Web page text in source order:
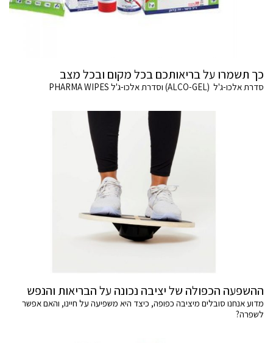
כך תשמרו על בריאותכם בכל מקום ובכל מצב
סדרת אלכו-ג'ל (ALCO-GEL) וסדרת אלכו-ג'ל PHARMA WIPES
ההשפעה הכפולה של יציבה נכונה על הבריאות והנפש
מדוע אנחנו סובלים מיציבה כפופה, כיצד היא משפיעה על חיינו, והאם אפשר
לשפרה?